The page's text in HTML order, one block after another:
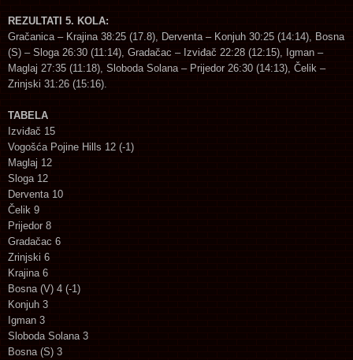
REZULTATI 5. KOLA:
Gračanica – Krajina 38:25 (17.8), Derventa – Konjuh 30:25 (14:14), Bosna
(S) – Sloga 26:30 (11:14), Gradačac – Izviđač 22:28 (12:15), Igman –
Maglaj 27:35 (11:18), Sloboda Solana – Prijedor 26:30 (14:13), Čelik –
Zrinjski 31:26 (15:16).
TABELA
Izviđač 15
Vogošća Pojine Hills 12 (-1)
Maglaj 12
Sloga 12
Derventa 10
Čelik 9
Prijedor 8
Gradačac 6
Zrinjski 6
Krajina 6
Bosna (V) 4 (-1)
Konjuh 3
Igman 3
Sloboda Solana 3
Bosna (S) 3